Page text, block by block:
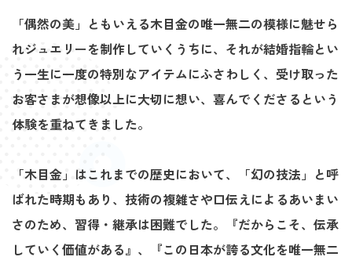
「偶然の美」ともいえる木目金の唯一無二の模様に魅せら
れジュエリーを制作していくうちに、それが結婚指輪とい
う一生に一度の特別なアイテムにふさわしく、受け取った
お客さまが想像以上に大切に想い、喜んでくださるという
体験を重ねてきました。
「木目金」はこれまでの歴史において、「幻の技法」と呼
ばれた時期もあり、技術の複雑さや口伝えによるあいまい
さのため、習得・継承は困難でした。『だからこそ、伝承
していく価値がある』、『この日本が誇る文化を唯一無二